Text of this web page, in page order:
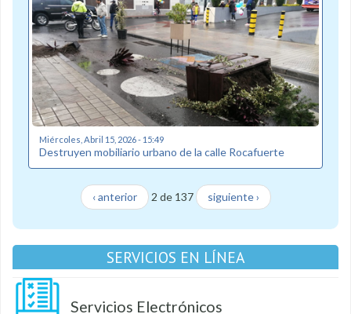
Miércoles, Abril 15, 2026 - 15:49
Destruyen mobiliario urbano de la calle Rocafuerte
‹ anterior 2 de 137 siguiente ›
SERVICIOS EN LÍNEA
Servicios Electrónicos